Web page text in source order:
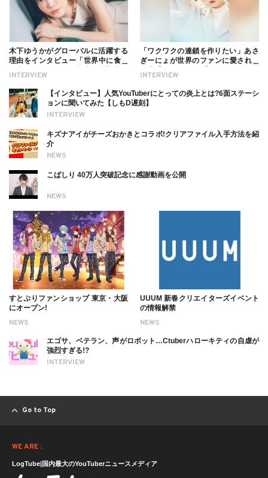
INTERVIEW
木下ゆうかがグローバルに活躍する
理由をインタビュー「世界中に食べ
ついても
INTERVIEW
「ワクワクの連鎖を作りたい」あさ
ぎーにょが世界のファンに愛される
INTERVIEW
【インタビュー】人気YouTuberにとっての炎上とは?6面ステーシ
ョンに聞いてみた【しもD遅刻】
NEWS
キズナアイがチーズおかきとコラボ!クリアファイル入手方法を紹
介
NEWS
こばしり 40万人突破記念に感謝動画を公開
NEWS
すとぷりファンショップ 東京・大阪
にオープン!
NEWS
UUUM 新春クリエイターズイベント
の情報解禁
INTERVIEW
エゴサ、ベテラン、声がロボット…Ctuberハローキティの自虐が
強烈すぎる!?
Go to Top
WE ARE :
LogTube|国内最大のYouTuberニュースメディア